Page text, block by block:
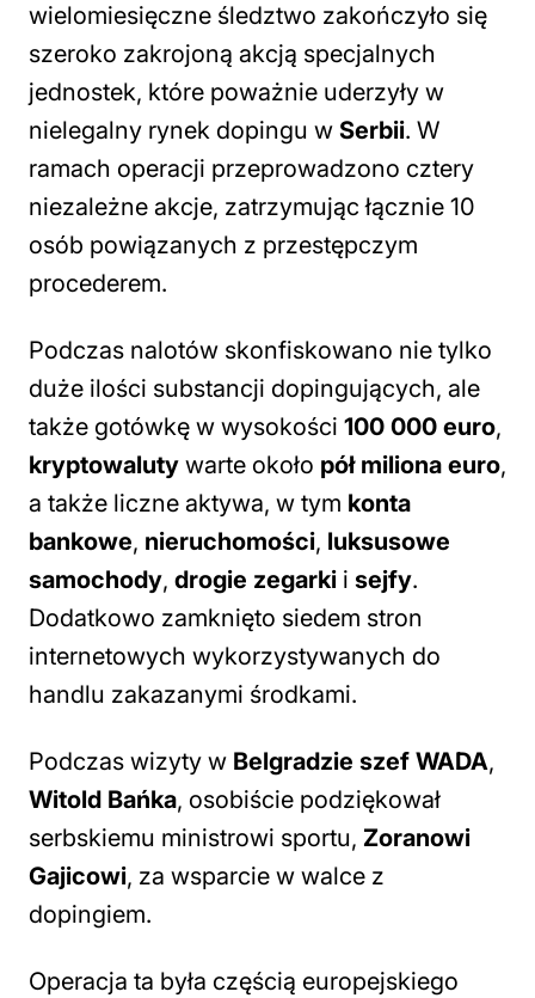
wielomiesięczne śledztwo zakończyło się
szeroko zakrojoną akcją specjalnych
jednostek, które poważnie uderzyły w
nielegalny rynek dopingu w Serbii. W
ramach operacji przeprowadzono cztery
niezależne akcje, zatrzymując łącznie 10
osób powiązanych z przestępczym
procederem.
Podczas nalotów skonfiskowano nie tylko
duże ilości substancji dopingujących, ale
także gotówkę w wysokości 100 000 euro,
kryptowaluty warte około pół miliona euro,
a także liczne aktywa, w tym konta
bankowe, nieruchomości, luksusowe
samochody, drogie zegarki i sejfy.
Dodatkowo zamknięto siedem stron
internetowych wykorzystywanych do
handlu zakazanymi środkami.
Podczas wizyty w Belgradzie szef WADA,
Witold Bańka, osobiście podziękował
serbskiemu ministrowi sportu, Zoranowi
Gajicowi, za wsparcie w walce z
dopingiem.
Operacja ta była częścią europejskiego